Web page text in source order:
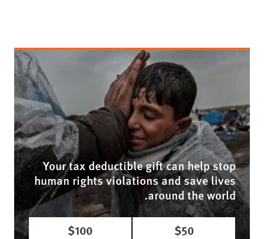
Your tax deductible gift can help stop
human rights violations and save lives
around the world.
$50
$100